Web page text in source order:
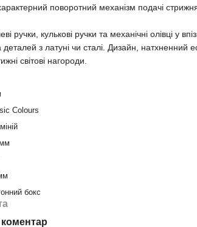
характерний поворотний механізм подачі
ручки, кулькові ручки та механічні олівці у
деталей з латуні чи сталі. Дизайн, натхненний
світові нагороди.
Colours
бокс
коментар